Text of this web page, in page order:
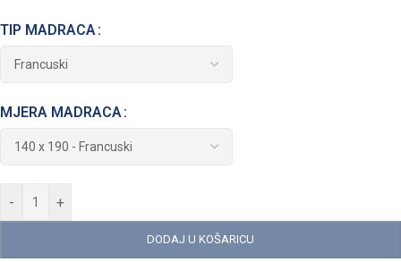
TIP MADRACA
MJERA MADRACA
- +
DODAJ U KOŠARICU